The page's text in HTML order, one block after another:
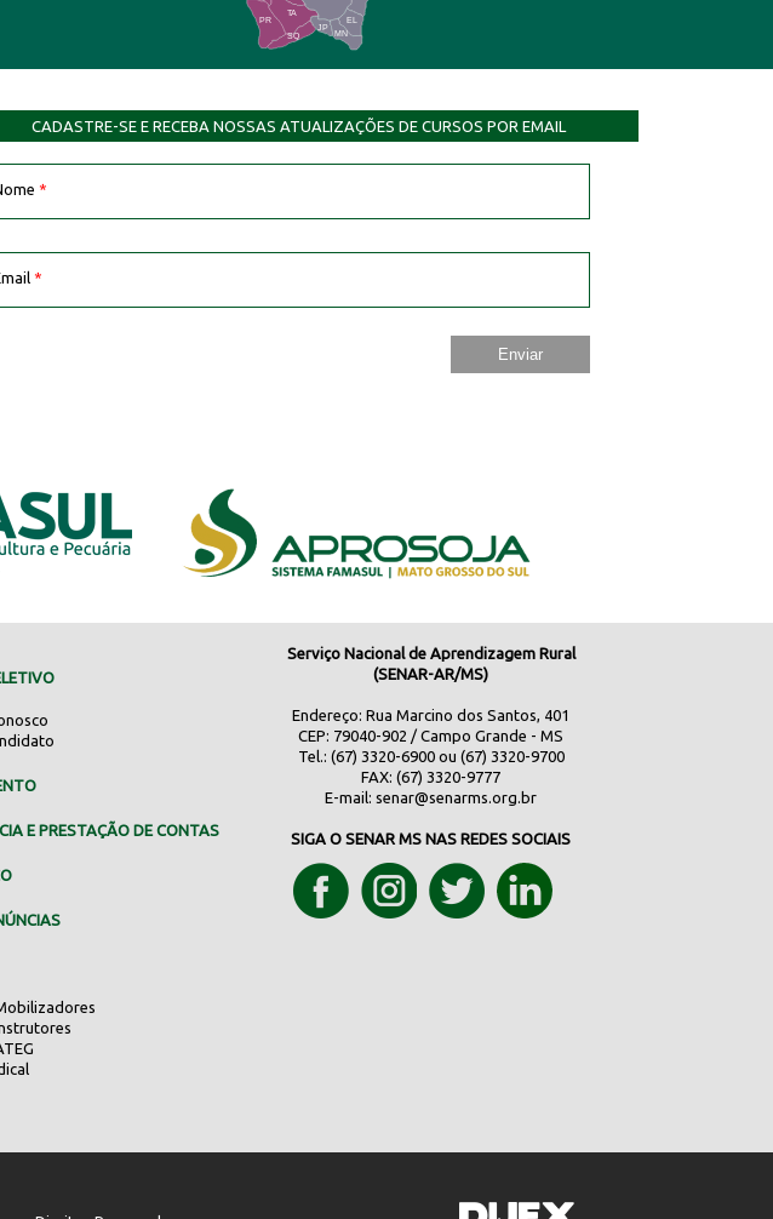
EL
JP
PR
TA
SQ MN
CADASTRE-SE E RECEBA NOSSAS ATUALIZAÇÕES DE CURSOS POR EMAIL
*
*
E PRESTAÇÃO DE CONTAS
Serviço Nacional de Aprendizagem Rural
(SENAR-AR/MS)
Endereço: Rua Marcino dos Santos, 401
CEP: 79040-902 / Campo Grande - MS
Tel.: (67) 3320-6900 ou (67) 3320-9700
FAX: (67) 3320-9777
E-mail:senar@senarms.org.br
SIGA O SENAR MS NAS REDES SOCIAIS